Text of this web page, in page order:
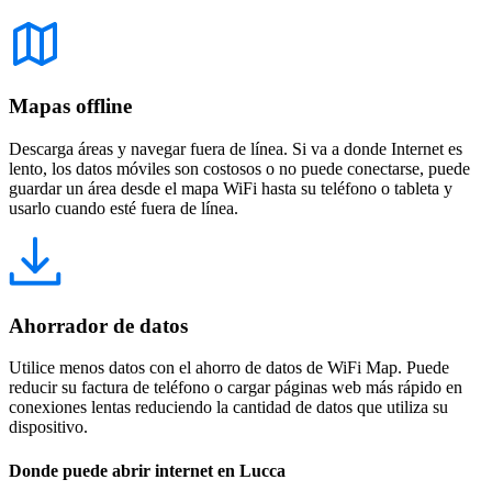
Mapas offline
Descarga áreas y navegar fuera de línea. Si va a donde Internet es
lento, los datos móviles son costosos o no puede conectarse, puede
guardar un área desde el mapa WiFi hasta su teléfono o tableta y
usarlo cuando esté fuera de línea.
Ahorrador de datos
Utilice menos datos con el ahorro de datos de WiFi Map. Puede
reducir su factura de teléfono o cargar páginas web más rápido en
conexiones lentas reduciendo la cantidad de datos que utiliza su
dispositivo.
Donde puede abrir internet en Lucca